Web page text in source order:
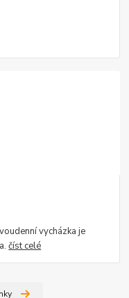
vycházka je
číst celé